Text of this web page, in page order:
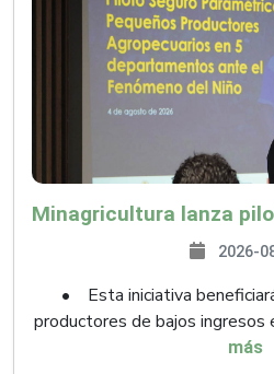
2026-
• Esta iniciativa
productores de bajos ingresos
más